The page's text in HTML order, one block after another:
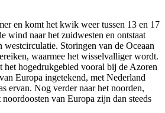
en komt het kwik weer tussen 13 en 17
wind naar het zuidwesten en ontstaat
westcirculatie. Storingen van de Oceaan
waarmee het wisselvalliger wordt.
het hogedrukgebied vooral bij de Azoren
Europa ingetekend, met Nederland
ervan. Nog verder naar het noorden,
van Europa zijn dan steeds